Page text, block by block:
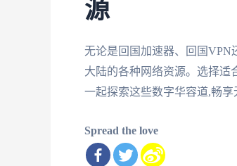
源
无论是回国加速器、回国VPN
大陆的各种网络资源。选择适
一起探索这些数字华容道,畅
Spread the love